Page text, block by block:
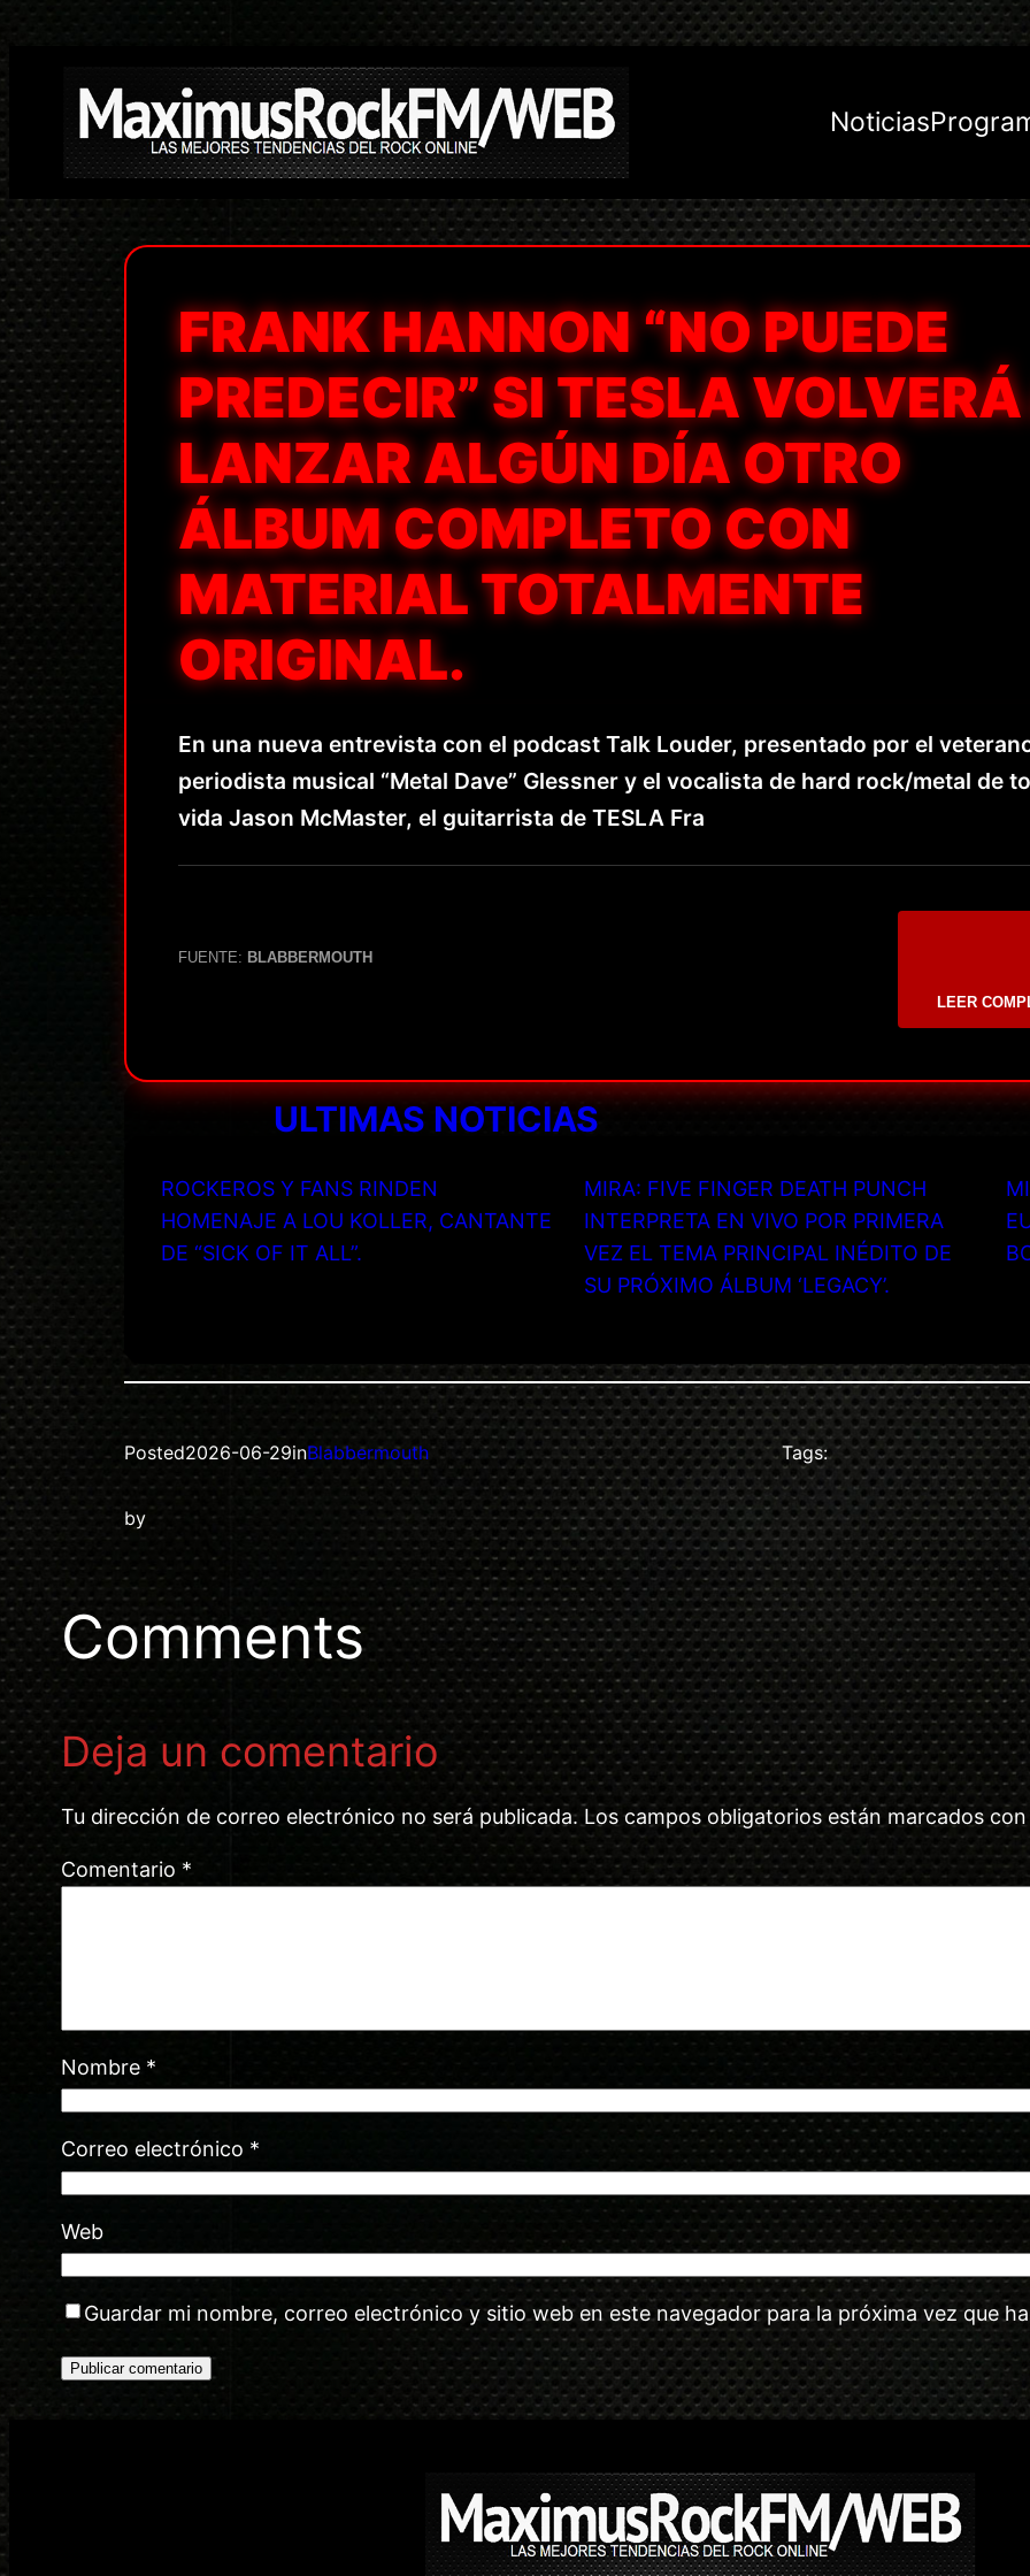
contenido
Noticias
FRANK HANNON “NO PUEDE
PREDECIR” SI TESLA
LANZAR ALGÚN DÍA OTRO
ÁLBUM COMPLETO CON
MATERIAL TOTALMENTE
ORIGINAL.
En una nueva entrevista con el podcast Talk Louder, presentado por el
periodista musical “Metal Dave” Glessner y el vocalista de hard rock/metal de
vida Jason McMaster, el guitarrista de TESLA Fra
FUENTE: BLABBERMOUTH
LEER
ULTIMAS NOTICIAS
ROCKEROS Y FANS RINDEN
HOMENAJE A LOU KOLLER, CANTANTE
DE “SICK OF IT ALL”.
MIRA: FIVE FINGER DEATH PUNCH
INTERPRETA EN VIVO POR PRIMERA
VEZ EL TEMA PRINCIPAL INÉDITO DE
SU PRÓXIMO ÁLBUM ‘LEGACY’.
Posted2026-06-29inBlabbermouth
by
Tags:
Comments
Deja un comentario
Tu dirección de correo electrónico no será publicada. Los campos obligatorios están marcados
Comentario *
Nombre *
Correo electrónico *
Web
Guardar mi nombre, correo electrónico y sitio web en este navegador para la próxima vez que